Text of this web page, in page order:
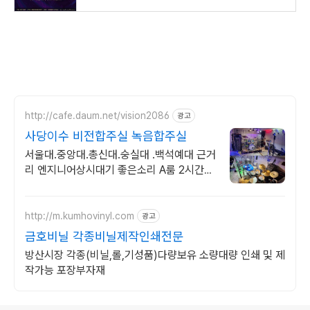
http://cafe.daum.net/vision2086 광고
사당이수 비전합주실 녹음합주실
서울대.중앙대.총신대.숭실대 .백석예대 근거
리 엔지니어상시대기 좋은소리 A룸 2시간기
http://m.kumhovinyl.com 광고
금호비닐 각종비닐제작인쇄전문
방산시장 각종(비닐,롤,기성품)다량보유 소량대량 인쇄 및 제
작가능 포장부자재